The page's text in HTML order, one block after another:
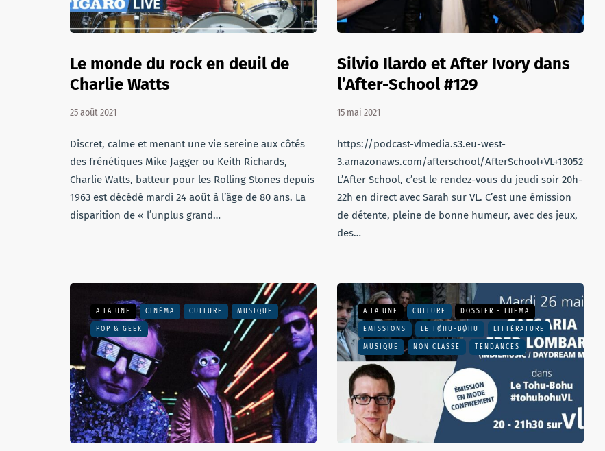
Le monde du rock en deuil de
Charlie Watts
25 août 2021
Discret, calme et menant une vie sereine aux côtés
des frénétiques Mike Jagger ou Keith Richards,
Charlie Watts, batteur pour les Rolling Stones depuis
1963 est décédé mardi 24 août à l’âge de 80 ans. La
disparition de « l’unplus grand…
Silvio Ilardo et After Ivory dans
l’After-School #129
15 mai 2021
https://podcast-vlmedia.s3.eu-west-
3.amazonaws.com/afterschool/AfterSchool+VL+130521.mp3
L’After School, c’est le rendez-vous du jeudi soir 20h-
22h en direct avec Sarah sur VL. C’est une émission
de détente, pleine de bonne humeur, avec des jeux,
des…
A LA UNE CINÉMA CULTURE MUSIQUE
POP & GEEK
A LA UNE CULTURE DOSSIER - THEMA
EMISSIONS LE TØHU-BØHU LITTÉRATURE
MUSIQUE NON CLASSÉ TENDANCES